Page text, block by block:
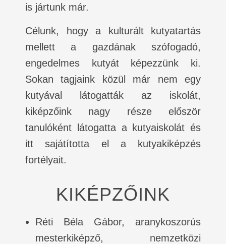
is jártunk már.
Célunk, hogy a kulturált kutyatartás
mellett a gazdának szófogadó,
engedelmes kutyát képezzünk ki.
Sokan tagjaink közül már nem egy
kutyával látogatták az iskolát,
kiképzőink nagy része először
tanulóként látogatta a kutyaiskolát és
itt sajátította el a kutyakiképzés
fortélyait.
KIKÉPZŐINK
Réti Béla Gábor, aranykoszorús
mesterkiképző, nemzetközi